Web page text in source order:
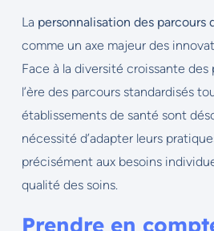
La personnalisation des parcours
comme un axe majeur des
Face à la diversité croissante
l’ère des parcours standardisés
établissements de santé sont
nécessité d’adapter leurs
précisément aux besoins
qualité des soins.
Prendre en